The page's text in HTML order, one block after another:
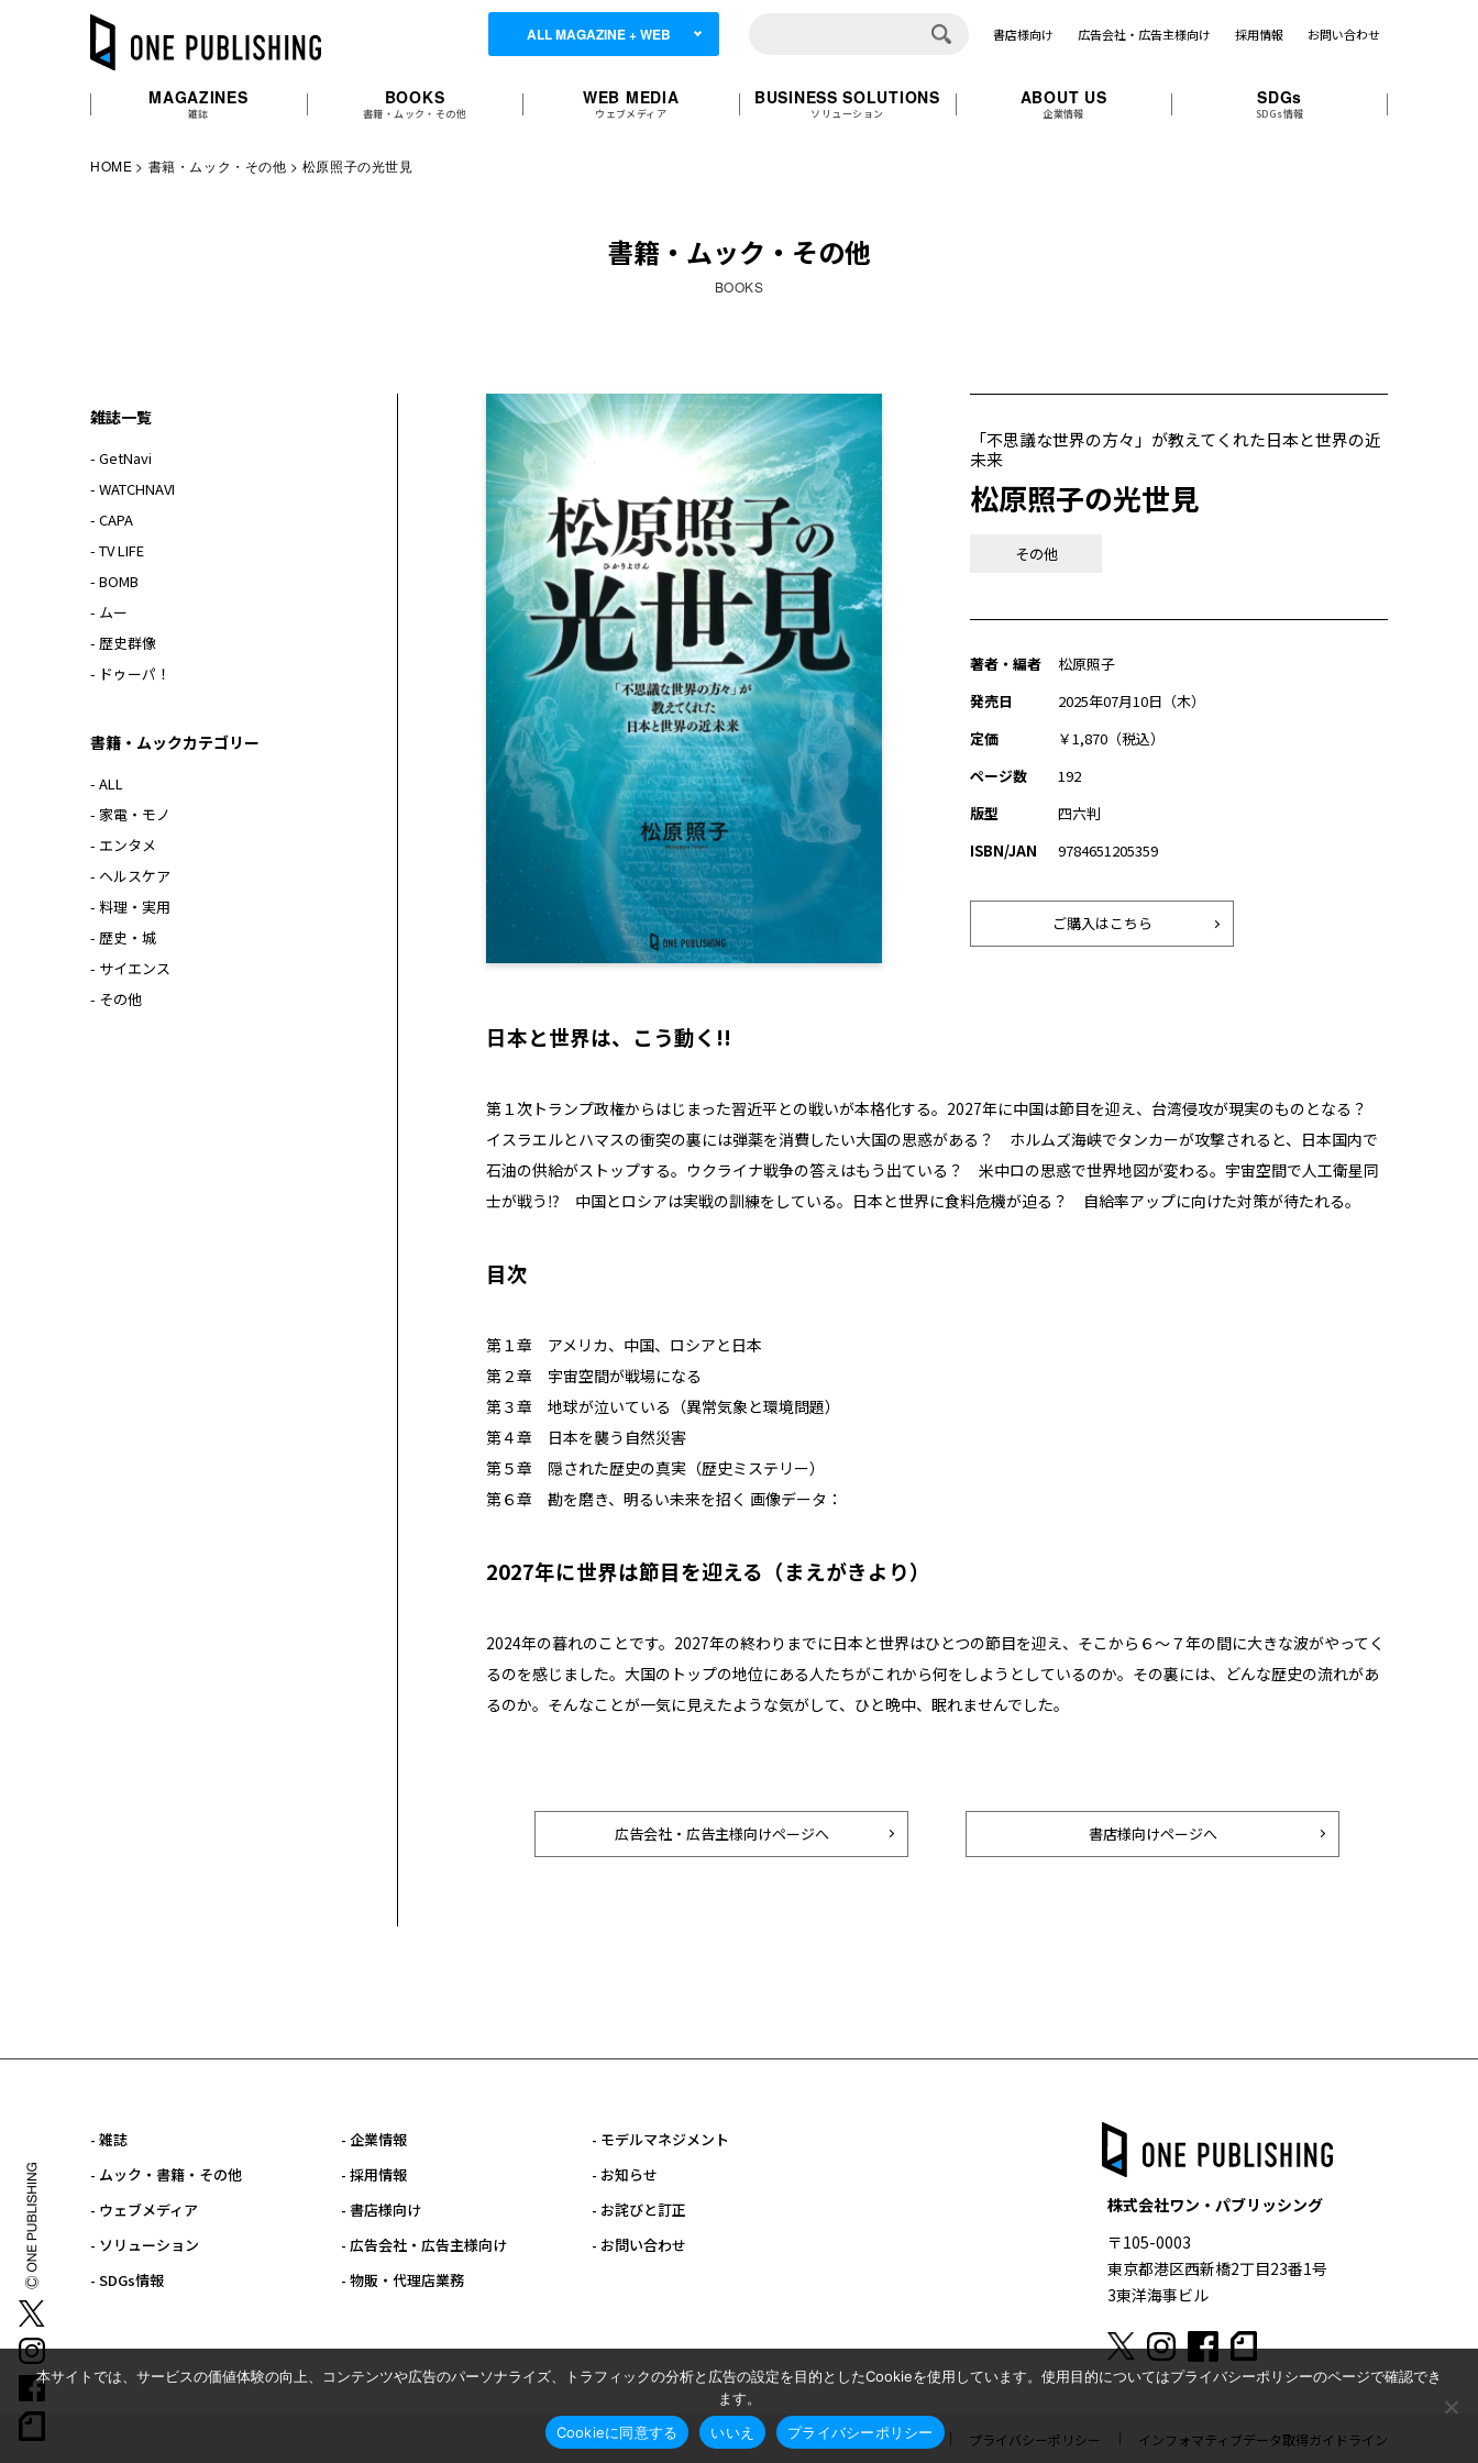
ALL MAGAZINE + WEB 書店様向け 広告会社・広告主様向け 採用情報 お問い合わせ
MAGAZINES
雑誌
BOOKS
書籍・ムック・その他
WEB MEDIA
ウェブメディア
BUSINESS SOLUTIONS
ソリューション
ABOUT US
企業情報
SDGs
SDGs情報
HOME 書籍・ムック・その他 松原照子の光世見
書籍・ムック・その他
BOOKS
「不思議な世界の方々」が教えてくれた日本と世界の近
未来
松原照子の光世見
その他
著者・編者
松原照子
発売日
2025年07月10日（木）
定価
￥1,870（税込）
ページ数
192
版型
四六判
ISBN/JAN
9784651205359
ご購入はこちら
日本と世界は、こう動く!!
第１次トランプ政権からはじまった習近平との戦いが本格化する。2027年に中国は節目を迎え、台湾侵攻が現実のものとなる？
イスラエルとハマスの衝突の裏には弾薬を消費したい大国の思惑がある？ ホルムズ海峡でタンカーが攻撃されると、日本国内で
石油の供給がストップする。ウクライナ戦争の答えはもう出ている？ 米中ロの思惑で世界地図が変わる。宇宙空間で人工衛星同
士が戦う⁉ 中国とロシアは実戦の訓練をしている。日本と世界に食料危機が迫る？ 自給率アップに向けた対策が待たれる。
目次
第１章 アメリカ、中国、ロシアと日本
第２章 宇宙空間が戦場になる
第３章 地球が泣いている（異常気象と環境問題）
第４章 日本を襲う自然災害
第５章 隠された歴史の真実（歴史ミステリー）
第６章 勘を磨き、明るい未来を招く 画像データ：
2027年に世界は節目を迎える（まえがきより）
2024年の暮れのことです。2027年の終わりまでに日本と世界はひとつの節目を迎え、そこから６～７年の間に大きな波がやってく
るのを感じました。大国のトップの地位にある人たちがこれから何をしようとしているのか。その裏には、どんな歴史の流れがあ
るのか。そんなことが一気に見えたような気がして、ひと晩中、眠れませんでした。
広告会社・広告主様向けページへ 書店様向けページへ
雑誌一覧
- GetNavi
- WATCHNAVI
- CAPA
- TV LIFE
- BOMB
- ムー
- 歴史群像
- ドゥーパ！
書籍・ムックカテゴリー
- ALL
- 家電・モノ
- エンタメ
- ヘルスケア
- 料理・実用
- 歴史・城
- サイエンス
- その他
- 雑誌
- ムック・書籍・その他
- ウェブメディア
- ソリューション
- SDGs情報
- 企業情報
- 採用情報
- 書店様向け
- 広告会社・広告主様向け
- 物販・代理店業務
- モデルマネジメント
- お知らせ
- お詫びと訂正
- お問い合わせ
株式会社ワン・パブリッシング
〒105-0003
東京都港区西新橋2丁目23番1号
3東洋海事ビル
利用規約 プライバシーポリシー インフォマティブデータ取得ガイドライン
本サイトでは、サービスの価値体験の向上、コンテンツや広告のパーソナライズ、トラフィックの分析と広告の設定を目的としたCookieを使用しています。使用目的についてはプライバシーポリシーのページで確認でき
ます。
Cookieに同意する
いいえ プライバシーポリシー